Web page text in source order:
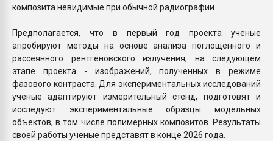
композита невидимые при обычной радиографии.
Предполагается, что в первый год проекта ученые
апробируют методы на основе анализа поглощенного и
рассеянного рентгеновского излучения; на следующем
этапе проекта - изображений, полученных в режиме
фазового контраста. Для экспериментальных исследований
ученые адаптируют измерительный стенд, подготовят и
исследуют экспериментальные образцы модельных
объектов, в том числе полимерных композитов. Результаты
своей работы ученые представят в конце 2026 года.